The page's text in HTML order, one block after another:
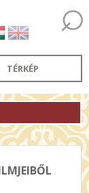
TÉRKÉP